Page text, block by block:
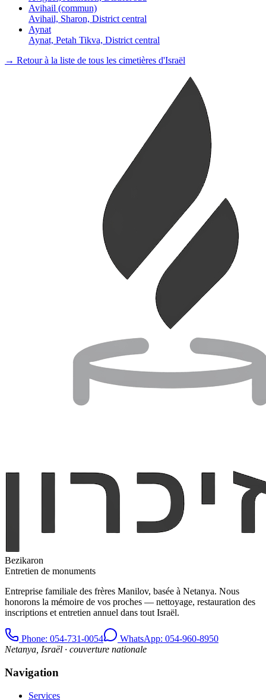
Avihail (commun)
Avihail, Sharon, District central
Aynat
Aynat, Petah Tikva, District central
→ Retour à la liste de tous les cimetières d'Israël
Bezikaron
Entretien de monuments
Entreprise familiale des frères Manilov, basée à Netanya. Nous
honorons la mémoire de vos proches — nettoyage, restauration des
inscriptions et entretien annuel dans tout Israël.
Phone: 054-731-0054
WhatsApp: 054-960-8950
Netanya, Israël · couverture nationale
Navigation
Services